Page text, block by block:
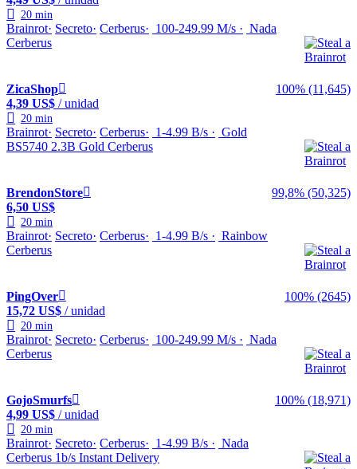
20 min
Brainrot Secreto Cerberus 100-249.99 M/s
Nada
Cerberus
ZicaShop
100% (11,645)
4,39 US$ / unidad
20 min
Brainrot Secreto Cerberus 1-4.99 B/s
Gold
BS5740 2.3B Gold Cerberus
BrendonStore
99,8% (50,325)
6,50 US$
20 min
Brainrot Secreto Cerberus 1-4.99 B/s
Rainbow
Cerberus
PingOver
100% (2645)
15,72 US$ / unidad
20 min
Brainrot Secreto Cerberus 100-249.99 M/s
Nada
Cerberus
GojoSmurfs
100% (18,971)
4,99 US$ / unidad
20 min
Brainrot Secreto Cerberus 1-4.99 B/s
Nada
Cerberus 1b/s Instant Delivery